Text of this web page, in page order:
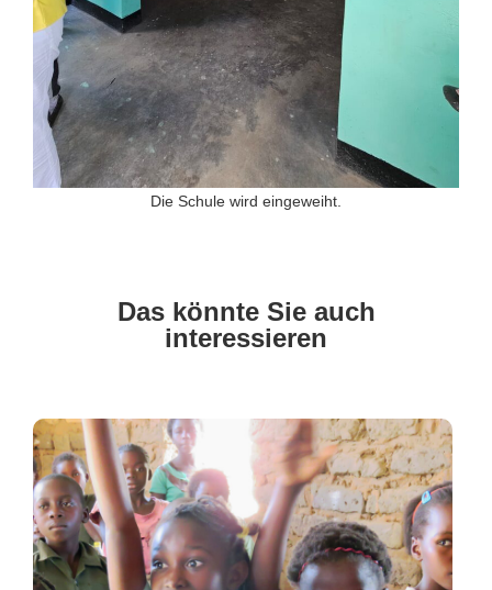
Die Schule wird eingeweiht.
Das könnte Sie auch
interessieren